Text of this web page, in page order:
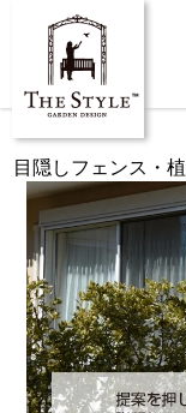
目隠しフェンス・